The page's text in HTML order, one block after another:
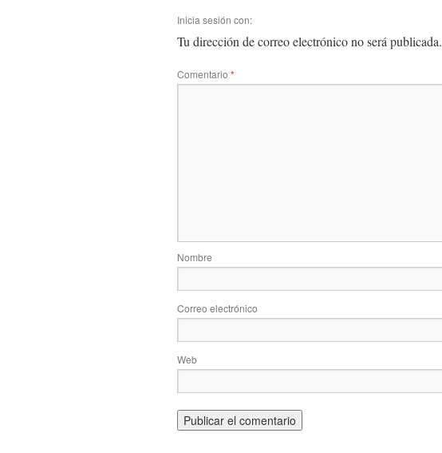
Inicia sesión con:
Tu dirección de correo electrónico no será publicada.
Comentario *
Nombre
Correo electrónico
Web